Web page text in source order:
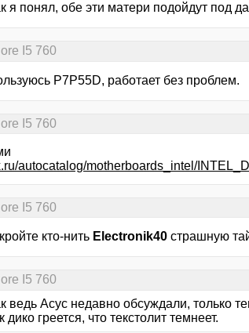
я понял, обе эти матери подойдут под
I5 760
P7P55D, работает без проблем.
I5 760
autocatalog/motherboards_intel/
I5 760
кто-нить Electronik40 страшную
I5 760
ведь Асус недавно обсуждали, только
дико греется, что текстолит темнеет.